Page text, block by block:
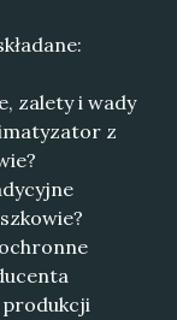
zalety i wady
z
produkcji